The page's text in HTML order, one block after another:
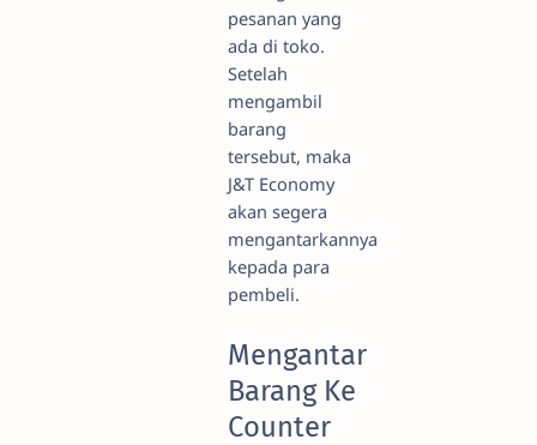
pesanan yang
ada di toko.
Setelah
mengambil
barang
tersebut, maka
J&T Economy
akan segera
mengantarkannya
kepada para
pembeli.
Mengantar
Barang Ke
Counter